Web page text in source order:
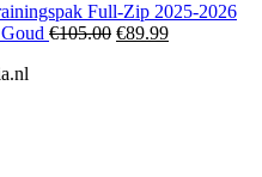
Full-Zip 2025-2026
€105.00 Oorspronkelijke
€89.99Huidige